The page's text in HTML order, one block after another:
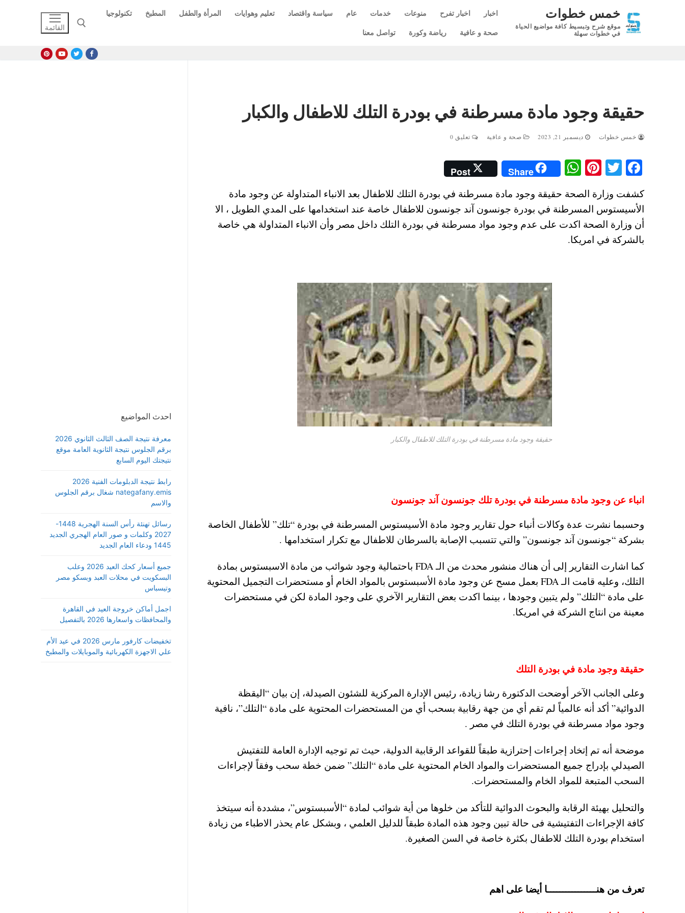
خمس خطوات
موقع شرح وتبسيط كافة مواضيع الحياة
في خطوات سهلة
اخبار اخبار تفرح منوعات خدمات عام سياسة واقتصاد تعليم وهوايات المرأة والطفل المطبخ
تكنولوجيا
صحة و عافية
رياضة وكورة تواصل معنا القائمة
حقيقة وجود مادة مسرطنة في بودرة التلك للاطفال والكبار
خمس خطوات ديسمبر 21, 2023 صحة و عافية تعليق 0
Fa
bo
ok
T
wi
tte
r
Pi
er
es
t
W
ha
ts
A
pp
Share
Post
كشفت وزارة الصحة حقيقة وجود مادة مسرطنة في بودرة التلك للاطفال بعد الانباء المتداولة عن وجود مادة
الأسيستوس المسرطنة في بودرة جونسون آند جونسون للاطفال خاصة عند استخدامها على المدي الطويل ، الا
أن وزارة الصحة اكدت على عدم وجود مواد مسرطنة في بودرة التلك داخل مصر وأن الانباء المتداولة هي خاصة
بالشركة في امريكا.
حقيقة وجود مادة مسرطنة في بودرة التلك للاطفال والكبار
انباء عن وجود مادة مسرطنة في بودرة تلك جونسون آند جونسون
وحسبما نشرت عدة وكالات أنباء حول تقارير وجود مادة الأسيستوس المسرطنة في بودرة “تلك” للأطفال الخاصة
بشركة “جونسون آند جونسون” والتي تتسبب الإصابة بالسرطان للاطفال مع تكرار استخدامها .
كما اشارت التقارير إلى أن هناك منشور محدث من الـ FDA باحتمالية وجود شوائب من مادة الاسبستوس بمادة
التلك، وعليه قامت الـ FDA بعمل مسح عن وجود مادة الأسبستوس بالمواد الخام أو مستحضرات التجميل المحتوية
على مادة “التلك” ولم يتبين وجودها ، بينما اكدت بعض التقارير الآخري على وجود المادة لكن في مستحضرات
معينة من انتاج الشركة في امريكا.
حقيقة وجود مادة في بودرة التلك
وعلى الجانب الآخر أوضحت الدكتورة رشا زيادة، رئيس الإدارة المركزية للشئون الصيدلة، إن بيان “اليقظة
الدوائية” أكد أنه عالمياً لم تقم أي من جهة رقابية بسحب أي من المستحضرات المحتوية على مادة “التلك”، نافية
وجود مواد مسرطنة في بودرة التلك في مصر .
موضحة أنه تم إتخاد إجراءات إحترازية طبقاً للقواعد الرقابية الدولية، حيث تم توجيه الإدارة العامة للتفتيش
الصيدلي بإدراج جميع المستحضرات والمواد الخام المحتوية على مادة “التلك” ضمن خطة سحب وفقاً لإجراءات
السحب المتبعة للمواد الخام والمستحضرات.
والتحليل بهيئة الرقابة والبحوث الدوائية للتأكد من خلوها من أية شوائب لمادة “الأسبستوس”، مشددة أنه سيتخذ
كافة الإجراءات التفتيشية فى حالة تبين وجود هذه المادة طبقاً للدليل العلمي ، وبشكل عام يحذر الاطباء من زيادة
استخدام بودرة التلك للاطفال بكثرة خاصة في السن الصغيرة.
تعرف من هنــــــــــــــــا أيضا على اهم
احدث المواضيع
معرفة نتيجة الصف الثالث الثانوي 2026
برقم الجلوس نتيجة الثانوية العامة موقع
نتيجتك اليوم السابع
رابط نتيجة الدبلومات الفنية 2026
nategafany.emis شغال برقم الجلوس
والاسم
رسائل تهنئة رأس السنة الهجرية 1448-
2027 وكلمات و صور العام الهجري الجديد
1445 ودعاء العام الجديد
جميع أسعار كحك العيد 2026 وعلب
البسكويت في محلات العبد وبسكو مصر
وتيسباس
اجمل أماكن خروجة العيد في القاهرة
والمحافظات واسعارها 2026 بالتفصيل
تخفيضات كارفور مارس 2026 في عيد الأم
علي الاجهزة الكهربائية والموبايلات والمطبخ